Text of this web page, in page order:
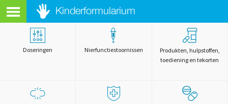
Doseringen Nierfunctiestoornissen
Produkten, hulpstoffen,
toediening en tekorten